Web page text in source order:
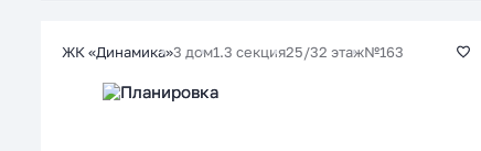
ЖК «Динамика»3 дом1.3 секция25/32 этаж№163